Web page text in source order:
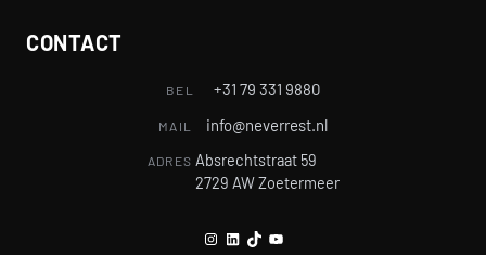
CONTACT
BEL +31 79 331 9880
MAIL info@neverrest.nl
ADRES Absrechtstraat 59
2729 AW Zoetermeer
Instagram
LinkedIn
TikTokYouTube